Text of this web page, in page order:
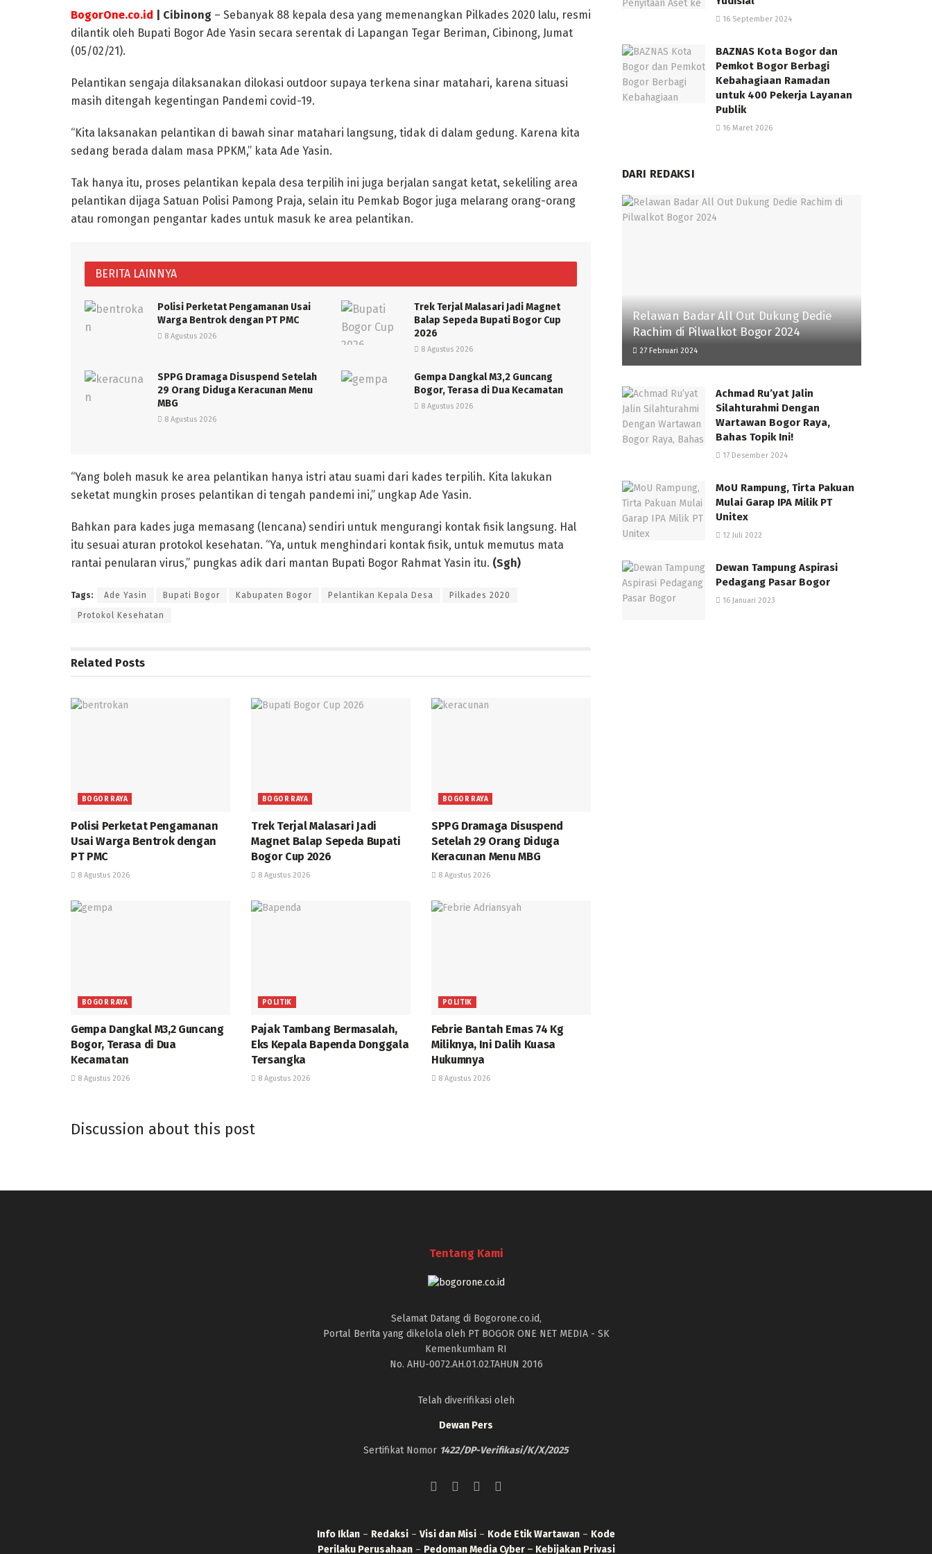
BogorOne.co.id | Cibinong – Sebanyak 88 kepala desa yang memenangkan Pilkades 2020 lalu, resmi
dilantik oleh Bupati Bogor Ade Yasin secara serentak di Lapangan Tegar Beriman, Cibinong, Jumat
(05/02/21).
Pelantikan sengaja dilaksanakan dilokasi outdoor supaya terkena sinar matahari, karena situasi
masih ditengah kegentingan Pandemi covid-19.
“Kita laksanakan pelantikan di bawah sinar matahari langsung, tidak di dalam gedung. Karena kita
sedang berada dalam masa PPKM,” kata Ade Yasin.
Tak hanya itu, proses pelantikan kepala desa terpilih ini juga berjalan sangat ketat, sekeliling area
pelantikan dijaga Satuan Polisi Pamong Praja, selain itu Pemkab Bogor juga melarang orang-orang
atau romongan pengantar kades untuk masuk ke area pelantikan.
BERITA LAINNYA
Polisi Perketat Pengamanan Usai
Warga Bentrok dengan PT PMC
8 Agustus 2026
Trek Terjal Malasari Jadi Magnet
Balap Sepeda Bupati Bogor Cup
2026
8 Agustus 2026
SPPG Dramaga Disuspend Setelah
29 Orang Diduga Keracunan Menu
MBG
8 Agustus 2026
Gempa Dangkal M3,2 Guncang
Bogor, Terasa di Dua Kecamatan
8 Agustus 2026
“Yang boleh masuk ke area pelantikan hanya istri atau suami dari kades terpilih. Kita lakukan
seketat mungkin proses pelantikan di tengah pandemi ini,” ungkap Ade Yasin.
Bahkan para kades juga memasang (lencana) sendiri untuk mengurangi kontak fisik langsung. Hal
itu sesuai aturan protokol kesehatan. “Ya, untuk menghindari kontak fisik, untuk memutus mata
rantai penularan virus,” pungkas adik dari mantan Bupati Bogor Rahmat Yasin itu. (Sgh)
Tags: Ade Yasin Bupati Bogor Kabupaten Bogor Pelantikan Kepala Desa Pilkades 2020
Protokol Kesehatan
Related Posts
BOGOR RAYA
Polisi Perketat Pengamanan
Usai Warga Bentrok dengan
PT PMC
8 Agustus 2026
BOGOR RAYA
Trek Terjal Malasari Jadi
Magnet Balap Sepeda Bupati
Bogor Cup 2026
8 Agustus 2026
BOGOR RAYA
SPPG Dramaga Disuspend
Setelah 29 Orang Diduga
Keracunan Menu MBG
8 Agustus 2026
BOGOR RAYA
Gempa Dangkal M3,2 Guncang
Bogor, Terasa di Dua
Kecamatan
8 Agustus 2026
POLITIK
Pajak Tambang Bermasalah,
Eks Kepala Bapenda Donggala
Tersangka
8 Agustus 2026
POLITIK
Febrie Bantah Emas 74 Kg
Miliknya, Ini Dalih Kuasa
Hukumnya
8 Agustus 2026
Discussion about this post
16 September 2024
BAZNAS Kota Bogor dan
Pemkot Bogor Berbagi
Kebahagiaan Ramadan
untuk 400 Pekerja Layanan
Publik
16 Maret 2026
DARI REDAKSI
Relawan Badar All Out Dukung Dedie
Rachim di Pilwalkot Bogor 2024
27 Februari 2024
Achmad Ru’yat Jalin
Silahturahmi Dengan
Wartawan Bogor Raya,
Bahas Topik Ini!
17 Desember 2024
MoU Rampung, Tirta Pakuan
Mulai Garap IPA Milik PT
Unitex
12 Juli 2022
Dewan Tampung Aspirasi
Pedagang Pasar Bogor
16 Januari 2023
Tentang Kami
Selamat Datang di Bogorone.co.id,
Portal Berita yang dikelola oleh PT BOGOR ONE NET MEDIA - SK
Kemenkumham RI
No. AHU-0072.AH.01.02.TAHUN 2016
Telah diverifikasi oleh
Dewan Pers
Sertifikat Nomor 1422/DP-Verifikasi/K/X/2025
Info Iklan – Redaksi – Visi dan Misi – Kode Etik Wartawan – Kode
Perilaku Perusahaan– Pedoman Media Cyber– Kebijakan Privasi